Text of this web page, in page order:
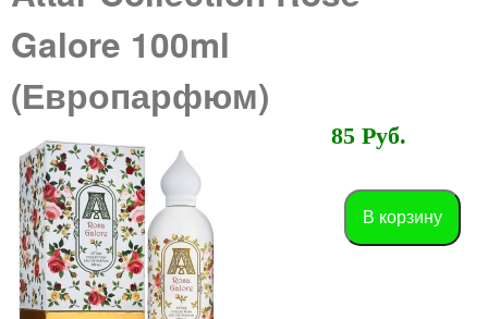
з
и
н
п
а
р
е
м
е
н
ю
в
в
е
Н
Ю
ь
Galore 100ml
(Европарфюм)
85 Руб.